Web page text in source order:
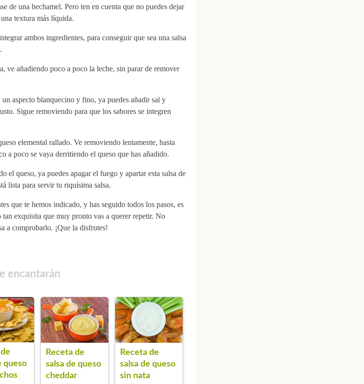
de una bechamel. Pero ten en cuenta que no puedes dejar
textura más líquida.
ambos ingredientes, para conseguir que sea una salsa
ve añadiendo poco a poco la leche, sin parar de remover
aspecto blanquecino y fino, ya puedes añadir sal y
Sigue removiendo para que los sabores se integren
elemental rallado. Ve removiendo lentamente, hasta
a poco se vaya derritiendo el queso que has añadido.
el queso, ya puedes apagar el fuego y apartar esta salsa de
lista para servir tu riquísima salsa.
que te hemos indicado, y has seguido todos los pasos, es
tan exquisita que muy pronto vas a querer repetir. No
a comprobarlo. ¡Que la disfrutes!
encantarán
queso
Receta de
salsa de queso
cheddar
Receta de
salsa de queso
sin nata